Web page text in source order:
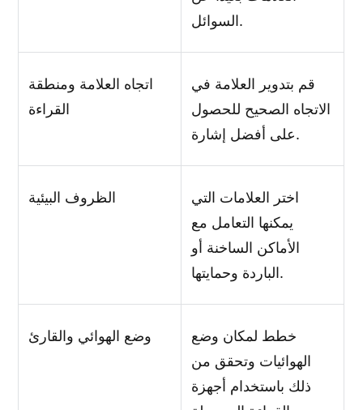
السوائل.
اتجاه العلامة ومنطقة
القراءة
قم بتدوير العلامة في
الاتجاه الصحيح للحصول
على أفضل إشارة.
الظروف البيئية
اختر العلامات التي
يمكنها التعامل مع
الأماكن الساخنة أو
الباردة وحمايتها.
وضع الهوائي والقارئ
خطط لمكان وضع
الهوائيات وتحقق من
ذلك باستخدام أجهزة